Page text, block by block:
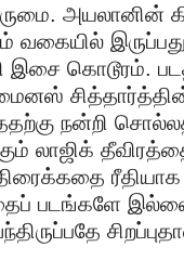
அயலானின்
வகையில்
இசை கொடூரம்.
நன்றி
லாஜிக்
திரைக்கதை
படங்களே